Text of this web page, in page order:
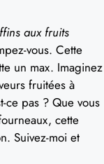
aux fruits
vous. Cette
un max. Imaginez
fruitées à
ce pas ? Que vous
cette
Suivez-moi et